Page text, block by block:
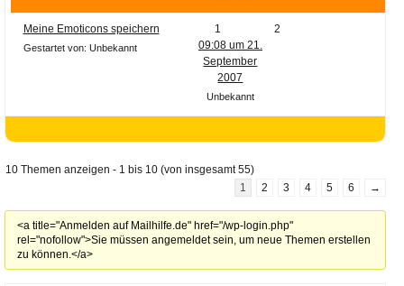
Meine Emoticons speichern
Gestartet von: Unbekannt
1
2
09:08 um 21.
September
2007
Unbekannt
10 Themen anzeigen - 1 bis 10 (von insgesamt 55)
1
2 3 4 5 6 →
<a title="Anmelden auf Mailhilfe.de" href="/wp-login.php"
rel="nofollow">Sie müssen angemeldet sein, um neue Themen erstellen
zu können.</a>